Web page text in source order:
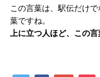
この言葉は、駅伝だけ
葉ですね。
上に立つ人ほど、この